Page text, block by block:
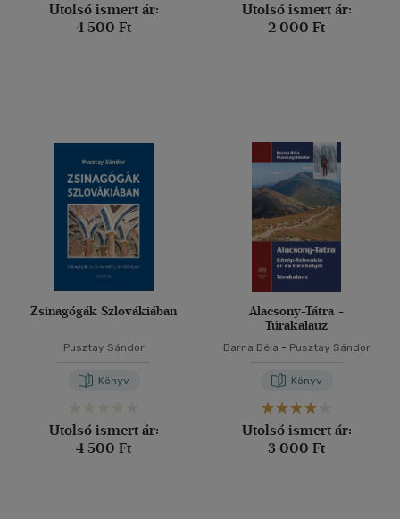
Utolsó ismert ár:
4 500 Ft
Utolsó ismert ár:
2 000 Ft
Zsinagógák Szlovákiában
Pusztay Sándor
Könyv
Utolsó ismert ár:
4 500 Ft
Alacsony-Tátra -
Túrakalauz
Barna Béla - Pusztay Sándor
Könyv
Utolsó ismert ár:
3 000 Ft